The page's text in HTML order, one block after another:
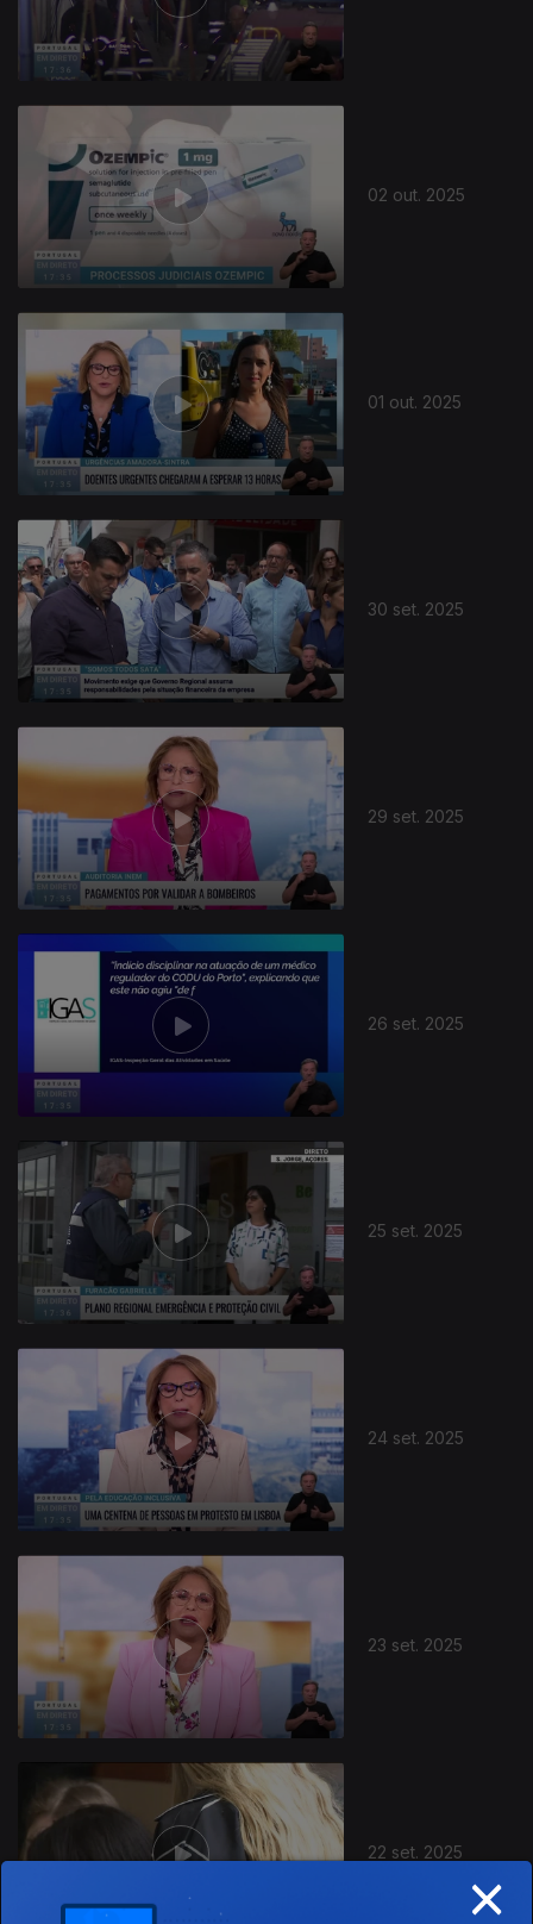
02 out. 2025
01 out. 2025
30 set. 2025
29 set. 2025
26 set. 2025
25 set. 2025
24 set. 2025
877638
23 set. 2025
22 set. 2025
×